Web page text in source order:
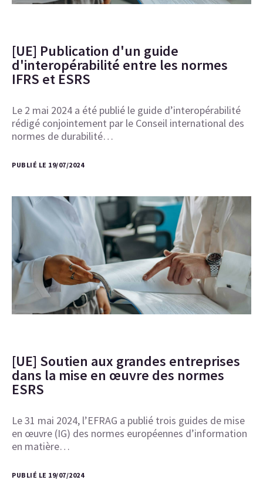
[UE] Publication d'un guide
d'interopérabilité entre les normes
IFRS et ESRS
Le 2 mai 2024 a été publié le guide d’interopérabilité
rédigé conjointement par le Conseil international des
normes de durabilité…
PUBLIÉ LE 19/07/2024
[UE] Soutien aux grandes entreprises
dans la mise en œuvre des normes
ESRS
Le 31 mai 2024, l’EFRAG a publié trois guides de mise
en œuvre (IG) des normes européennes d’information
en matière…
PUBLIÉ LE 19/07/2024